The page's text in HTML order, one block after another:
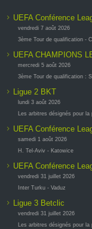
UEFA Conférence
vendredi 7 août 2026
3ème Tour de qualification -
UEFA CHAMPIONS
mercredi 5 août 2026
3ème Tour de qualification :
Ligue 2 BKT
lundi 3 août 2026
Les arbitres désignés pour la
UEFA Conférence
samedi 1 août 2026
H. Tel-Aviv - Katowice
UEFA Conférence
vendredi 31 juillet 2026
Inter Turku - Vaduz
Ligue 3 Betclic
vendredi 31 juillet 2026
Les arbitres désignés pour la